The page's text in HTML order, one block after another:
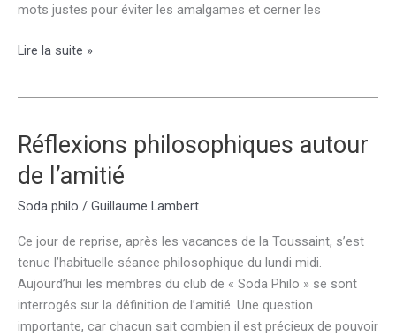
mots justes pour éviter les amalgames et cerner les
Comment
Lire la suite »
Réflexions philosophiques autour
de l’amitié
Soda philo / Guillaume Lambert
Ce jour de reprise, après les vacances de la Toussaint, s’est
tenue l’habituelle séance philosophique du lundi midi.
Aujourd’hui les membres du club de « Soda Philo » se sont
interrogés sur la définition de l’amitié. Une question
importante, car chacun sait combien il est précieux de pouvoir